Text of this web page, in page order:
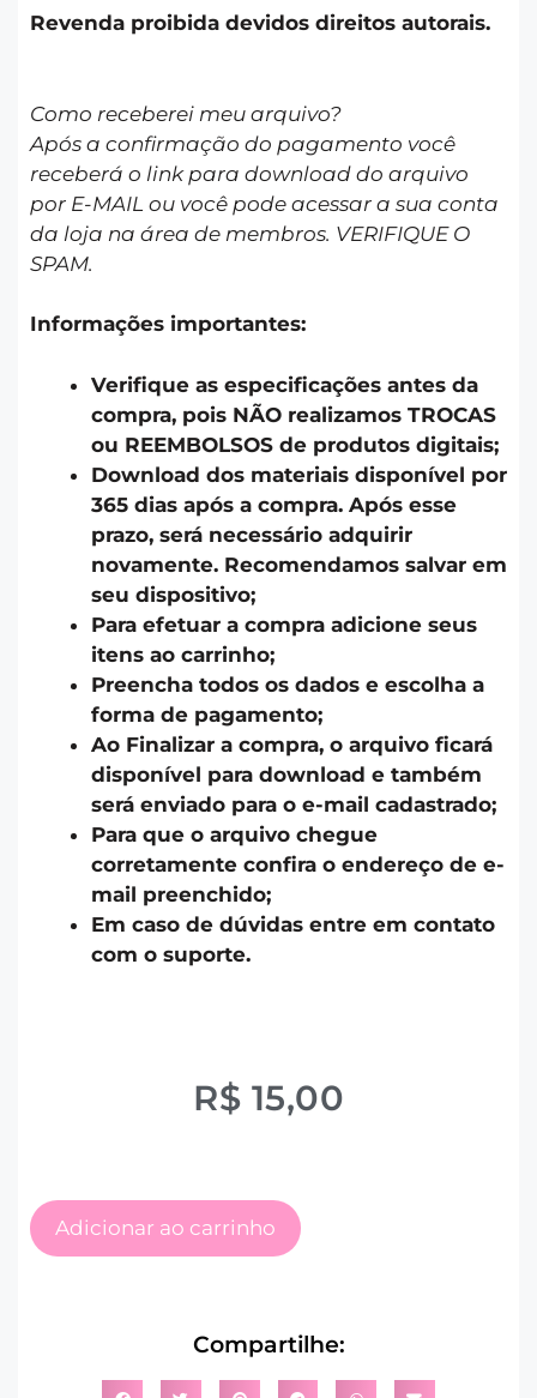
Revenda proibida devidos direitos autorais.
Como receberei meu arquivo?
Após a confirmação do pagamento você
receberá o link para download do arquivo
por E-MAIL ou você pode acessar a sua conta
da loja na área de membros. VERIFIQUE O
SPAM.
Informações importantes:
Verifique as especificações antes da
compra, pois NÃO realizamos TROCAS
ou REEMBOLSOS de produtos digitais;
Download dos materiais disponível por
365 dias após a compra. Após esse
prazo, será necessário adquirir
novamente. Recomendamos salvar em
seu dispositivo;
Para efetuar a compra adicione seus
itens ao carrinho;
Preencha todos os dados e escolha a
forma de pagamento;
Ao Finalizar a compra, o arquivo ficará
disponível para download e também
será enviado para o e-mail cadastrado;
Para que o arquivo chegue
corretamente confira o endereço de e-
mail preenchido;
Em caso de dúvidas entre em contato
com o suporte.
R$ 15,00
Adicionar ao carrinho
Compartilhe: